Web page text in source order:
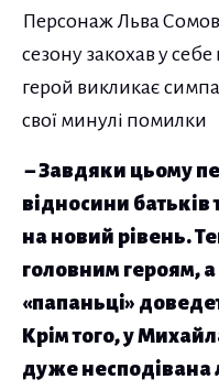
Персонаж Льва
сезону закохав у
герой викликає
свої минулі помилки
– Завдяки цьому
відносини батьків
на новий рівень.
головним героям,
«папаньці»
Крім того, у
дуже несподівана